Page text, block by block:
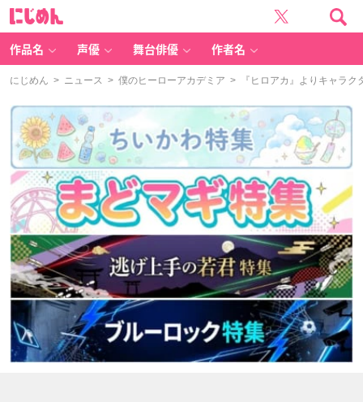
作品名 声優 舞台俳優 作者名
にじめん > ニュース > 僕のヒーローアカデミア > 『ヒロアカ』よりキャラク